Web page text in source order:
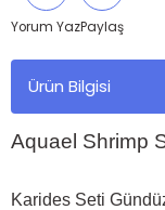
Yorum YazPaylaş
Ürün Bilgisi
Aquael Shrimp
Karides Seti